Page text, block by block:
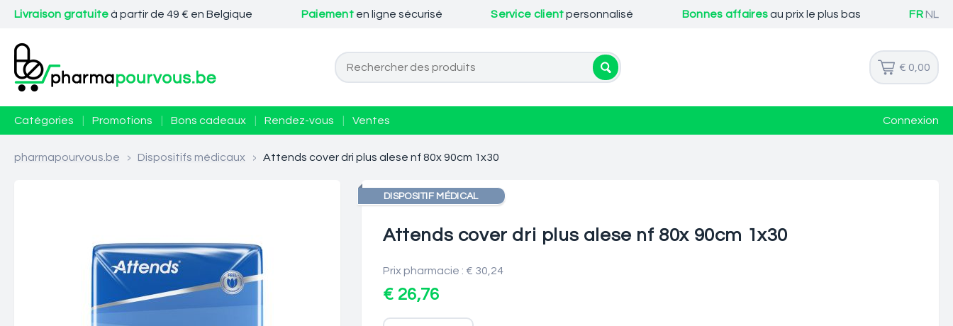
Livraison gratuiteà partir de 49 € en Belgique Paiement en ligne sécurisé Service clientpersonnalisé Bonnes affairesau prix le plus bas FR NL
€ 0,00
Catégories Promotions Bons cadeaux Rendez-vous Ventes Connexion
pharmapourvous.be > Dispositifs médicaux > Attends cover dri plus alese nf 80x 90cm 1x30
DISPOSITIF MÉDICAL
Attends cover dri plus alese nf 80x 90cm 1x30
Prix pharmacie : € 30,24
€ 26,76